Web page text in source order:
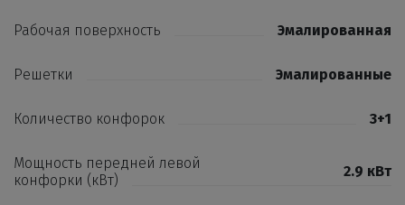
Рабочая поверхность Эмалированная
Решетки Эмалированные
Количество конфорок 3+1
Мощность передней левой
конфорки (кВт)
2.9 кВт